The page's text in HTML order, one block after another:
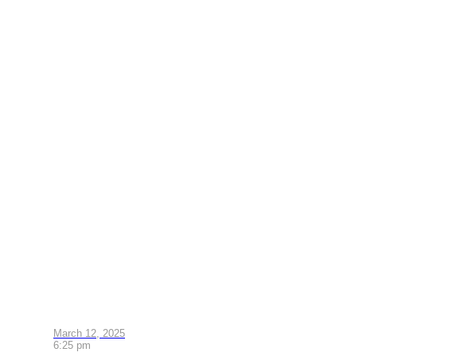
March 12, 2025
6:25 pm